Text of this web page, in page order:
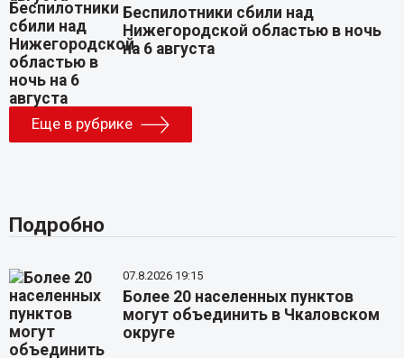
Беспилотники сбили над
Нижегородской областью в ночь
на 6 августа
Еще в рубрике
Подробно
07.8.2026 19:15
Более 20 населенных пунктов
могут объединить в Чкаловском
округе